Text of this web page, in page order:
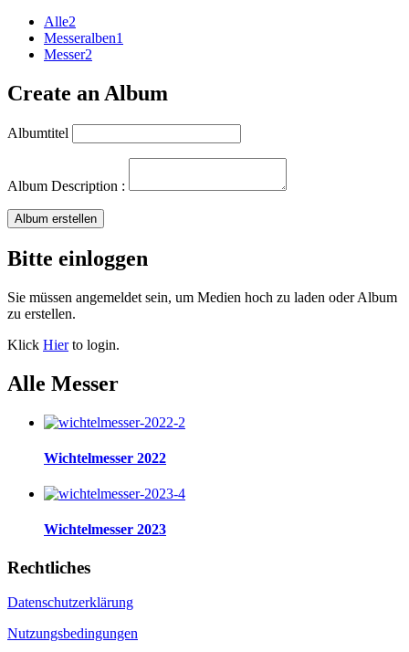
Alle2
Messeralben1
Messer2
Create an Album
Albumtitel
Album Description :
Album erstellen
Bitte einloggen
Sie müssen angemeldet sein, um Medien hoch zu laden oder Album
zu erstellen.
Klick Hierto login.
Alle Messer
Wichtelmesser 2022
Wichtelmesser 2023
Rechtliches
Datenschutzerklärung
Nutzungsbedingungen